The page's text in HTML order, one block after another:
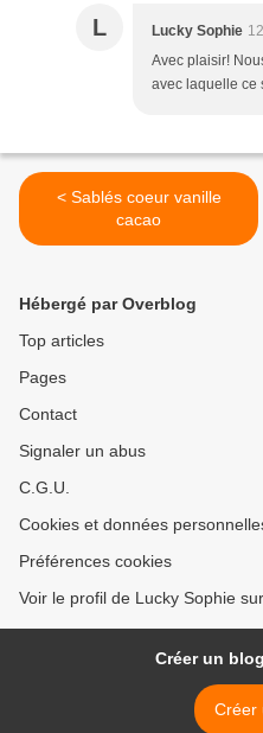
L Lucky Sophie
Avec plaisir!
avec laquelle ce
< Sablés coeur vanille
cacao
Hébergé par Overblog
Top articles
Pages
Contact
Signaler un abus
C.G.U.
Cookies et données
Préférences cookies
Voir le profil de Lucky Sophie
Créer un
Créer